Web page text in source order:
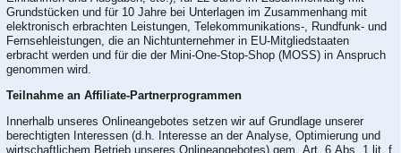
Grundstücken und für 10 Jahre bei Unterlagen im Zusammenhang mit
elektronisch erbrachten Leistungen, Telekommunikations-, Rundfunk- und
Fernsehleistungen, die an Nichtunternehmer in EU-Mitgliedstaaten
erbracht werden und für die der Mini-One-Stop-Shop (MOSS) in Anspruch
genommen wird.
Teilnahme an Affiliate-Partnerprogrammen
Innerhalb unseres Onlineangebotes setzen wir auf Grundlage unserer
berechtigten Interessen (d.h. Interesse an der Analyse, Optimierung und
wirtschaftlichem Betrieb unseres Onlineangebotes) gem. Art. 6 Abs. 1 lit. f